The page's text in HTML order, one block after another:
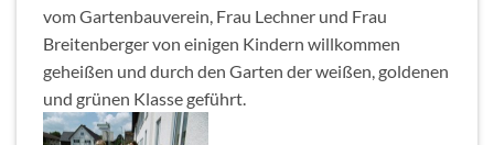
vom Gartenbauverein, Frau Lechner und Frau
Breitenberger von einigen Kindern willkommen
geheißen und durch den Garten der weißen, goldenen
und grünen Klasse geführt.